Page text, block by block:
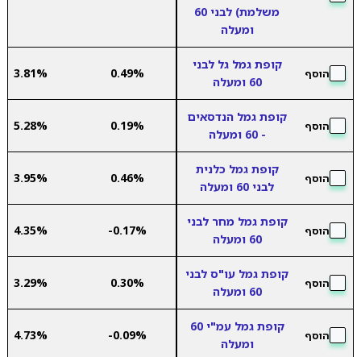
משלמת) לבני 60
ומעלה
הוסף
קופת גמל גל לבני
60 ומעלה
0.49%
3.81%
הוסף
קופת גמל הנדסאים
- 60 ומעלה
0.19%
5.28%
הוסף
קופת גמל כלנית
לבני 60 ומעלה
0.46%
3.95%
הוסף
קופת גמל מחר לבני
60 ומעלה
-0.17%
4.35%
הוסף
קופת גמל עו"ס לבני
60 ומעלה
0.30%
3.29%
הוסף
קופת גמל עמ"י 60
ומעלה
-0.09%
4.73%